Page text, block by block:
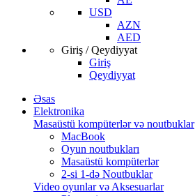
USD
AZN
AED
Giriş / Qeydiyyat
Giriş
Qeydiyyat
Əsas
Elektronika
Masaüstü kompüterlər və noutbuklar
MacBook
Oyun noutbukları
Masaüstü kompüterlər
2-si 1-də Noutbuklar
Video oyunlar və Aksesuarlar